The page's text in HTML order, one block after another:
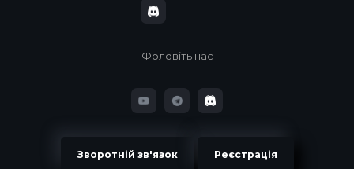
Фоловіть нас
Зворотній зв'язок Реєстрація